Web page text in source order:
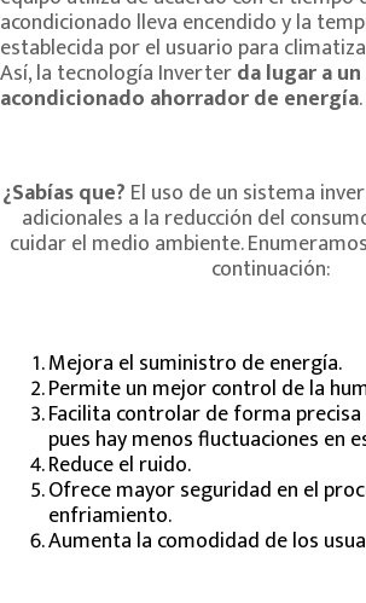
acondicionado lleva encendido y la
establecida por el usuario para
Así, la tecnología Inverterda lugar a
acondicionado ahorrador de energía.
¿Sabías que? El uso de un sistema
adicionales a la reducción del
cuidar el medio ambiente.
continuación:
Mejora el suministro de energía.
Permite un mejor control de la
Facilita controlar de forma
pues hay menos fluctuaciones en
Reduce el ruido.
Ofrece mayor seguridad en el
enfriamiento.
Aumenta la comodidad de los